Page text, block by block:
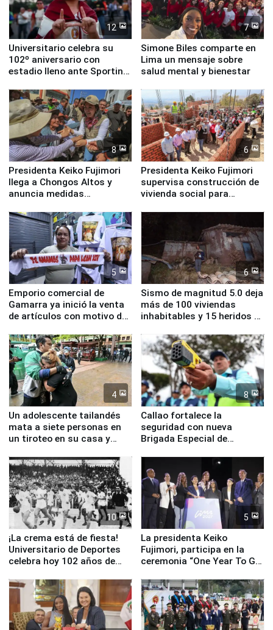
12
Universitario celebra su
102º aniversario con
estadio lleno ante Sporting
7
Simone Biles comparte en
Lima un mensaje sobre
salud mental y bienestar
8
Presidenta Keiko Fujimori
llega a Chongos Altos y
anuncia medidas
educación, salud y empleo
6
Presidenta Keiko Fujimori
supervisa construcción de
vivienda social para
5
Emporio comercial de
Gamarra ya inició la venta
de artículos con motivo de
6
Sismo de magnitud 5.0 deja
más de 100 viviendas
inhabitables y 15 heridos en
4
Un adolescente tailandés
mata a siete personas en
un tiroteo en su casa y
8
Callao fortalece la
seguridad con nueva
Brigada Especial de
equipamiento para
Serenazgo
10
¡La crema está de fiesta!
Universitario de Deportes
celebra hoy 102 años de
5
La presidenta Keiko
Fujimori, participa en la
ceremonia “One Year To Go